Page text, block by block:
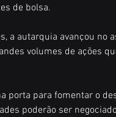
de bolsa.
a autarquia avançou no
volumes de ações
porta para fomentar o
poderão ser